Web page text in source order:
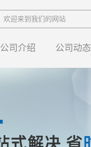
欢迎来到我们的网站
公司介绍 公司动态